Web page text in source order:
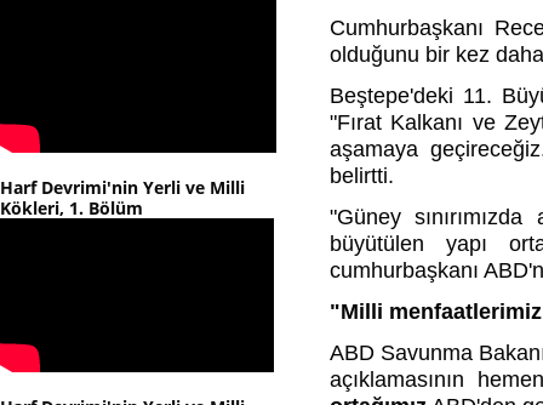
Harf Devrimi'nin Yerli ve Milli
Kökleri, 1. Bölüm
Cumhurbaşkanı
olduğunu bir kez
Beştepe'deki 11.
"Fırat Kalkanı ve
aşamaya
belirtti.
"Güney
büyütülen yapı
cumhurbaşkanı
"Milli
ABD Savunma
açıklamasının